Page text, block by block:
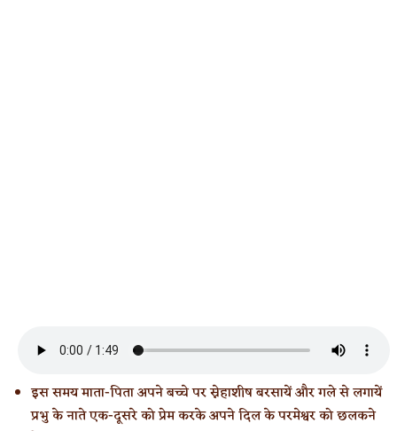
इस समय माता-पिता अपने बच्चे पर स्नेहाशीष बरसायें और गले से लगायें
प्रभु के नाते एक-दूसरे को प्रेम करके अपने दिल के परमेश्वर को छलकने